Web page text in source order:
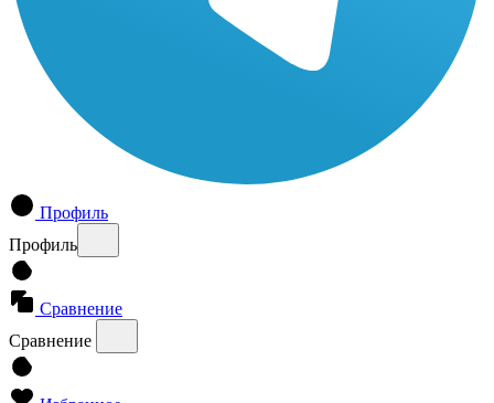
Профиль
Профиль
Сравнение
Сравнение